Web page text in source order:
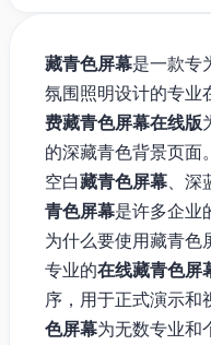
藏青色屏幕是一款专
氛围照明设计的专业
费藏青色屏幕在线版
的深藏青色背景页面
空白藏青色屏幕、深
青色屏幕是许多企业
为什么要使用藏青色
专业的在线藏青色屏
序，用于正式演示和
色屏幕为无数专业和